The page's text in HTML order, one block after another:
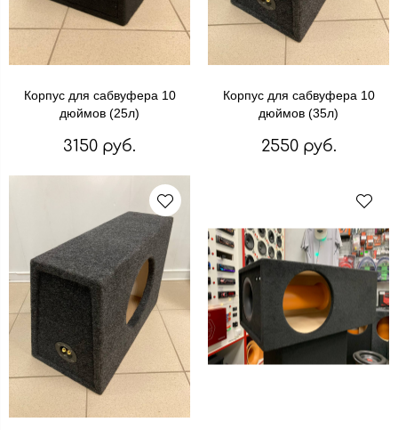
Корпус для сабвуфера 10
дюймов (25л)
3150 руб.
Корпус для сабвуфера 10
дюймов (35л)
2550 руб.